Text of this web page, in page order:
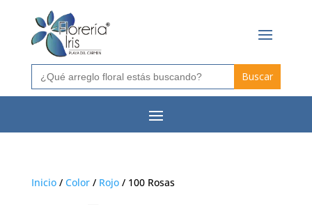
Buscar:
Inicio/ Color/ Rojo/ 100 Rosas